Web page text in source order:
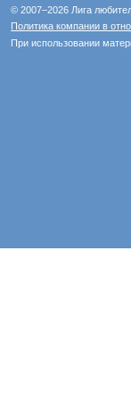
© 2007–2026 Лига
Политика компании в
При использовании